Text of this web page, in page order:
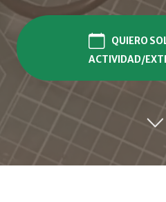
QUIERO
ACTIVIDAD/